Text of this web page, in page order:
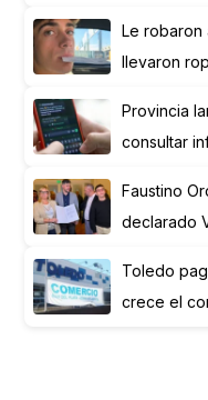
Le robaron
llevaron
Provincia
consultar
Faustino
declarado
Toledo
crece el